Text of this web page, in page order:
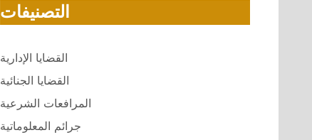
التصنيفات
القضايا الإدارية
القضايا الجنائية
المرافعات الشرعية
جرائم المعلوماتية